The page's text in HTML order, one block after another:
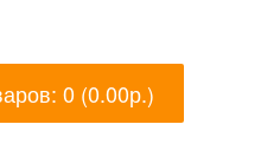
0 (0.00р.)